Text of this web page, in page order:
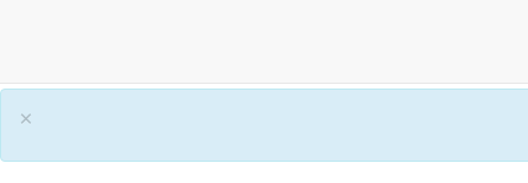
×